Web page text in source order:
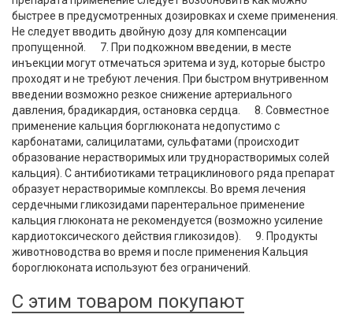
быстрее в предусмотренных дозировках и схеме применения.
Не следует вводить двойную дозу для компенсации
пропущенной. 7. При подкожном введении, в месте
инъекции могут отмечаться эритема и зуд, которые быстро
проходят и не требуют лечения. При быстром внутривенном
введении возможно резкое снижение артериального
давления, брадикардия, остановка сердца. 8. Совместное
применение кальция борглюконата недопустимо с
карбонатами, салицилатами, сульфатами (происходит
образование нерастворимых или труднорастворимых солей
кальция). С антибиотиками тетрациклинового ряда препарат
образует нерастворимые комплексы. Во время лечения
сердечными гликозидами парентеральное применение
кальция глюконата не рекомендуется (возможно усиление
кардиотоксического действия гликозидов). 9. Продукты
животноводства во время и после применения Кальция
бороглюконата используют без ограничений.
С этим товаром покупают